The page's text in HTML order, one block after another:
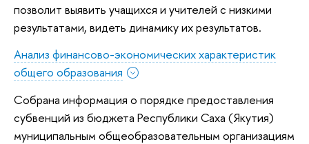
позволит выявить учащихся и учителей с низкими
результатами, видеть динамику их результатов.
Анализ финансово-экономических характеристик
общего образования
Собрана информация о порядке предоставления
субвенций из бюджета Республики Саха (Якутия)
муниципальным общеобразовательным организациям